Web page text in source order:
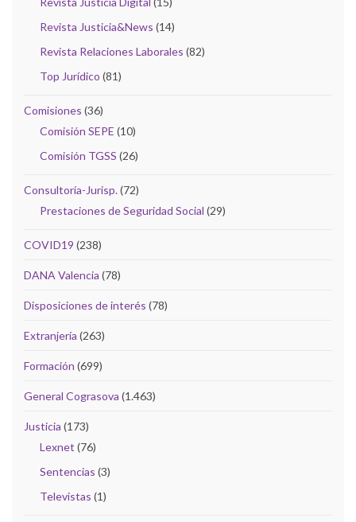
Revista Justicia&News (14)
Revista Relaciones Laborales (82)
Top Jurídico (81)
Comisiones (36)
Comisión SEPE (10)
Comisión TGSS (26)
Consultoría-Jurisp.(72)
Prestaciones de Seguridad Social (29)
COVID19 (238)
DANA Valencia (78)
Disposiciones de interés (78)
Extranjería (263)
Formación (699)
General Cograsova (1.463)
Justicia (173)
Lexnet (76)
Sentencias (3)
Televistas (1)